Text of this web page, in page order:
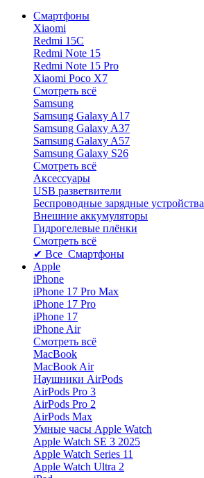
Смартфоны
Xiaomi
Redmi 15C
Redmi Note 15
Redmi Note 15 Pro
Xiaomi Poco X7
Смотреть всё
Samsung
Samsung Galaxy A17
Samsung Galaxy A37
Samsung Galaxy A57
Samsung Galaxy S26
Смотреть всё
Аксессуары
USB разветвители
Беспроводные зарядные устройства
Внешние аккумуляторы
Гидрогелевые плёнки
Смотреть всё
✔ Все Смартфоны
Apple
iPhone
iPhone 17 Pro Max
iPhone 17 Pro
iPhone 17
iPhone Air
Смотреть всё
MacBook
MacBook Air
Наушники AirPods
AirPods Pro 3
AirPods Pro 2
AirPods Max
Умные часы Apple Watch
Apple Watch SE 3 2025
Apple Watch Series 11
Apple Watch Ultra 2